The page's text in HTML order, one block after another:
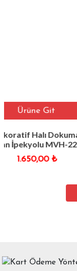
Dokuma
MVH-2246
₺